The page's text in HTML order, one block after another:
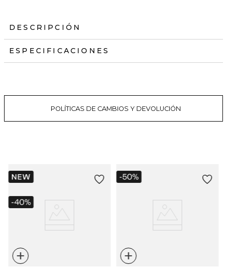
DESCRIPCIÓN
ESPECIFICACIONES
POLÍTICAS DE CAMBIOS Y DEVOLUCIÓN
+ +